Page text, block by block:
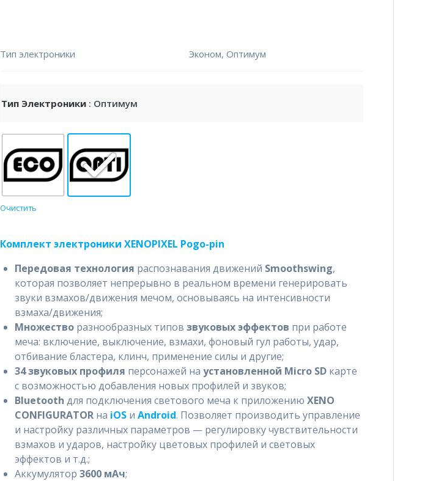
Тип электроники Эконом, Оптимум
Тип Электроники : Оптимум
Очистить
Комплект электроники XENOPIXEL Pogo-pin
Передовая технология распознавания движений Smoothswing,
которая позволяет непрерывно в реальном времени генерировать
звуки взмахов/движения мечом, основываясь на интенсивности
взмаха/движения;
Множество разнообразных типов звуковых эффектов при работе
меча: включение, выключение, взмахи, фоновый гул работы, удар,
отбивание бластера, клинч, применение силы и другие;
34 звуковых профиля персонажей на установленной Micro SDкарте
с возможностью добавления новых профилей и звуков;
Bluetooth для подключения светового меча к приложению XENO
CONFIGURATORна iOSи Android. Позволяет производить управление
и настройку различных параметров — регулировку чувствительности
взмахов и ударов, настройку цветовых профилей и световых
эффектов и т.д.;
Аккумулятор 3600 мАч;